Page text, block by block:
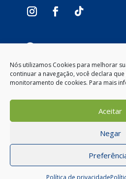
Nós utilizamos Cookies para melhorar
continuar a navegação, você declara
monitoramento de cookies. Para mais
Aceitar
Negar
Política de privacidade
Segunda à Sexta-feira
8:00 às 12:00 – 13:30 às
Como posso